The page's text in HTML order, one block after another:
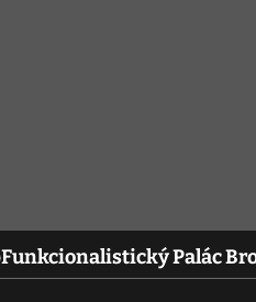
Funkcionalistický Palác